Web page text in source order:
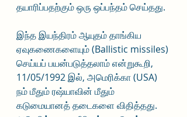
தயாரிப்பதற்கும் ஒரு ஒப்பந்தம் செய்தது.
இந்த இயந்திரம் ஆயுதம் தாங்கிய
ஏவுகணைகளையும் (Ballistic missiles)
செய்யப் பயன்படுத்தலாம் என்றுகூறி,
11/05/1992 இல், அமெரிக்கா (USA)
நம் மீதும் ரஷ்யாவின் மீதும்
கடுமையானத் தடைகளை விதித்தது.